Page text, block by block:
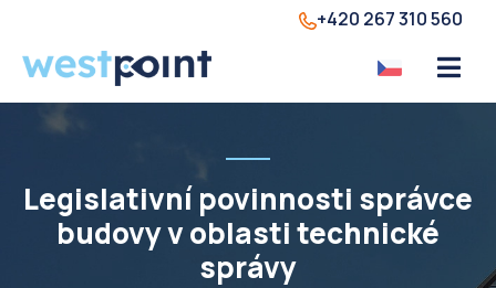
+420 267 310 560
Legislativní povinnosti správce
budovy v oblasti technické
správy